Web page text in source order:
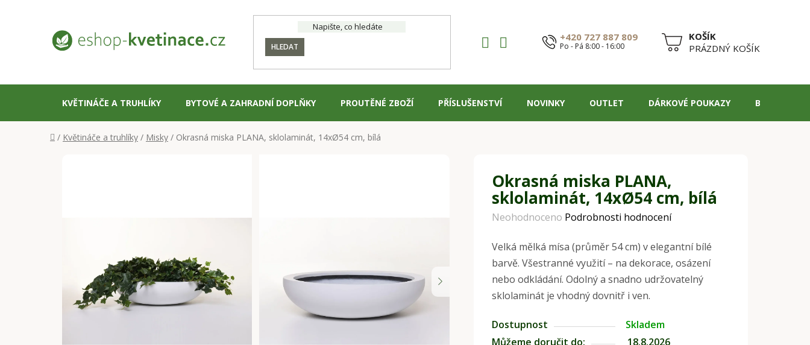
HLEDAT
+420 727 887 809
Po - Pá 8:00 - 16:00
NÁKUPNÍPRÁZDNÝ KOŠÍK
KVĚTINÁČE A TRUHLÍKY BYTOVÉ A ZAHRADNÍ DOPLŇKY PROUTĚNÉ ZBOŽÍ PŘÍSLUŠENSTVÍ NOVINKY OUTLET DÁRKOVÉ POUKAZY BLOG
Domů
/ Květináče a truhlíky / Misky / Okrasná miska PLANA, sklolaminát, 14xØ54 cm, bílá
Okrasná miska PLANA,
sklolaminát, 14xØ54 cm, bílá
Průměrné
produktu
je
0,0
z
hvězdiček.
Neohodnoceno Podrobnosti hodnocení
Velká mělká mísa (průměr 54 cm) v elegantní bílé
barvě. Všestranné využití – na dekorace, osázení
nebo odkládání. Odolný a snadno udržovatelný
sklolaminát je vhodný dovnitř i ven.
Dostupnost
Skladem
Můžeme doručit do:
18.8.2026